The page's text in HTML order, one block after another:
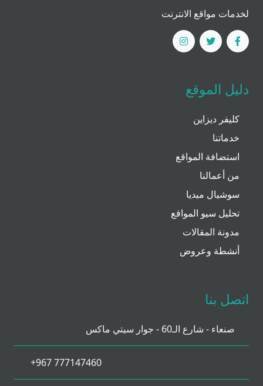
لخدمات مواقع الانترنت
دليل الموقع
كليفر ديزاين
خدماتنا
استضافة المواقع
من أعمالنا
سوشيال ميديا
تحليل سيو المواقع
مدونة المقالات
أنشطة وعروض
اتصل بنا
صنعاء - شارع الـ60 - جوار سيتي ماكس
+967 777147460